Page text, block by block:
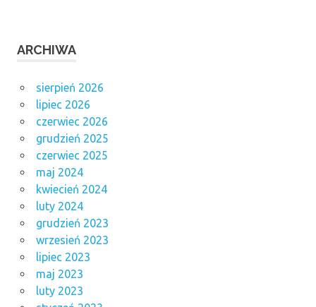
ARCHIWA
sierpień 2026
lipiec 2026
czerwiec 2026
grudzień 2025
czerwiec 2025
maj 2024
kwiecień 2024
luty 2024
grudzień 2023
wrzesień 2023
lipiec 2023
maj 2023
luty 2023